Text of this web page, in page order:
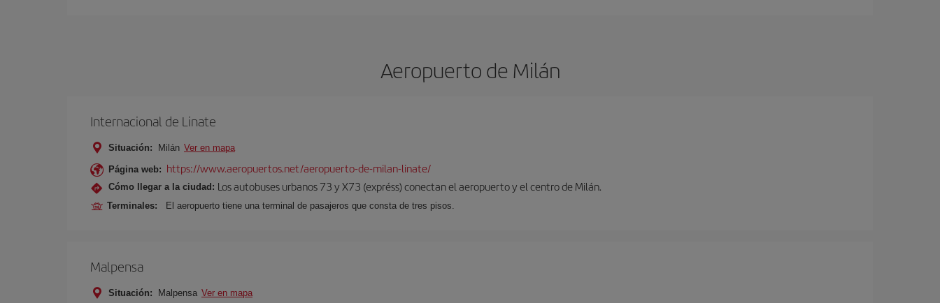
Aeropuerto de Milán
Internacional de Linate
Situación: Milán Ver en mapa
Página web: https://www.aeropuertos.net/aeropuerto-de-milan-linate/
Cómo llegar a la ciudad: Los autobuses urbanos 73 y X73 (expréss) conectan el aeropuerto y el centro de Milán.
Terminales: El aeropuerto tiene una terminal de pasajeros que consta de tres pisos.
Malpensa
Situación: Malpensa Ver en mapa